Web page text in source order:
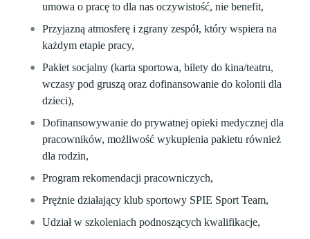
umowa o pracę to dla nas oczywistość, nie benefit,
Przyjazną atmosferę i zgrany zespół, który wspiera na
każdym etapie pracy,
Pakiet socjalny (karta sportowa, bilety do kina/teatru,
wczasy pod gruszą oraz dofinansowanie do kolonii dla
dzieci),
Dofinansowywanie do prywatnej opieki medycznej dla
pracowników, możliwość wykupienia pakietu również
dla rodzin,
Program rekomendacji pracowniczych,
Prężnie działający klub sportowy SPIE Sport Team,
Udział w szkoleniach podnoszących kwalifikacje,